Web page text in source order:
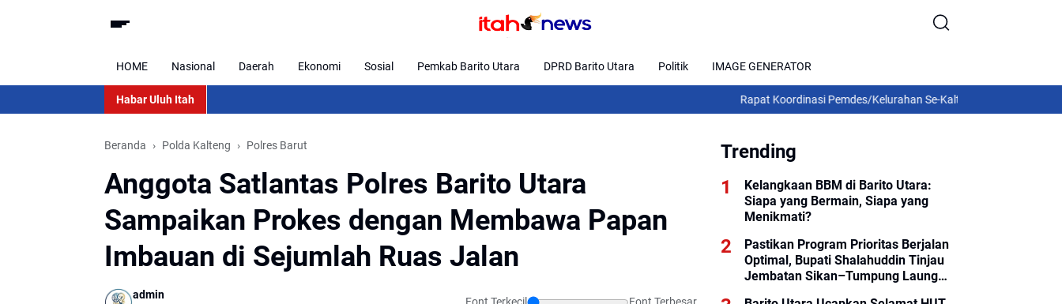
HOME Nasional Daerah Ekonomi Sosial Pemkab Barito Utara DPRD Barito Utara Politik IMAGE GENERATOR
Habar Uluh Itah Rapat Koordinasi Pemdes/Kelurahan Se-Kalteng 2026: Gubernur
Beranda Polda Kalteng Polres Barut
Anggota Satlantas Polres Barito Utara
Sampaikan Prokes dengan Membawa Papan
Imbauan di Sejumlah Ruas Jalan
admin
Trending
Kelangkaan BBM di Barito Utara:
Siapa yang Bermain, Siapa yang
Menikmati?
Pastikan Program Prioritas Berjalan
Optimal, Bupati Shalahuddin Tinjau
Jembatan Sikan–Tumpung Laung